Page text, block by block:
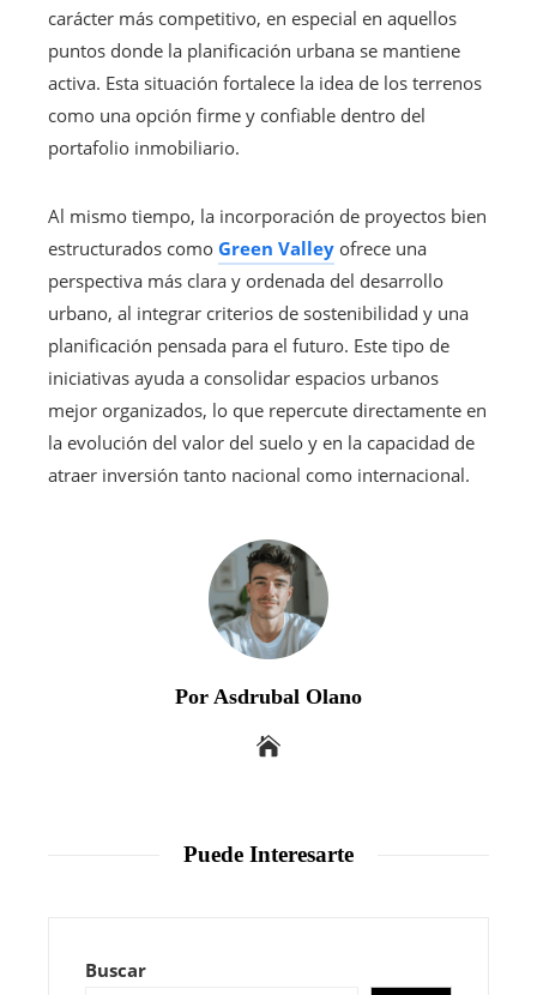
carácter más competitivo, en especial en aquellos
puntos donde la planificación urbana se mantiene
activa. Esta situación fortalece la idea de los terrenos
como una opción firme y confiable dentro del
portafolio inmobiliario.
Al mismo tiempo, la incorporación de proyectos bien
estructurados como Green Valley ofrece una
perspectiva más clara y ordenada del desarrollo
urbano, al integrar criterios de sostenibilidad y una
planificación pensada para el futuro. Este tipo de
iniciativas ayuda a consolidar espacios urbanos
mejor organizados, lo que repercute directamente en
la evolución del valor del suelo y en la capacidad de
atraer inversión tanto nacional como internacional.
Por Asdrubal Olano
Puede Interesarte
Buscar